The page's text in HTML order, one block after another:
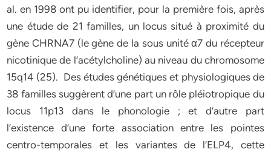
al. en 1998 ont pu identifier, pour la première fois, après
une étude de 21 familles, un locus situé à proximité du
gène CHRNA7 (le gène de la sous unité α7 du récepteur
nicotinique de l’acétylcholine) au niveau du chromosome
15q14 (25). Des études génétiques et physiologiques de
38 familles suggèrent d’une part un rôle pléiotropique du
locus 11p13 dans le phonologie ; et d’autre part
l’existence d’une forte association entre les pointes
centro-temporales et les variantes de l’ELP4, cette